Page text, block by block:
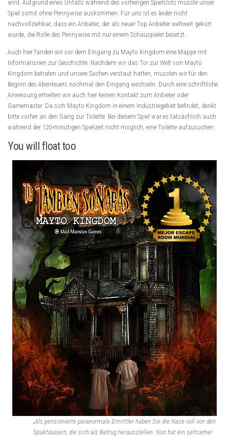
wird. Aufgrund eines Unfalls während des vorherigen Spielslots musste unser
Spiel somit ohne Pennywise auskommen. Für uns ist es leider nicht
nachvollziehbar, dass ein Anbieter, der als neuer Top Anbieter weltweit gekürt
wurde, die Rolle des Pennywise mit nur einem Schauspieler besetzt.
Auch hier fanden wir vor dem Eingang zu Mayto Kingdom eine Mappe mit
Informationen zur Geschichte. Nachdem wir das Tor zur Welt von Mayto
Kingdom betraten und unsere Sachen verstaut hatten, mussten wir für den
Beginn des Abenteuers nochmal den Eingang wechseln. Durch eine schriftliche
Anweisung erhielten wir auch hier keinen Kontakt zum Anbieter oder
Gamemaster. Da sich Mayto Kingdom in einem Industriegebiet befindet, denkt
bitte vorher an den Gang zur Toilette. Bei diesem Spiel war es tatsächlich auch
während der 120-minütigen Spielzeit nicht möglich, eine Toilette aufzusuchen.
You will float too
„Als pensionierte paranormale Ermittler haben Sie die Nase voll von den
Spukhäusern, die sich als Betrug herausstellen. Nun hat ein seltsamer